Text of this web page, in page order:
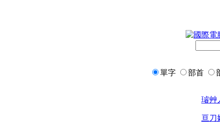
單字 部首
璿艸
亘刀